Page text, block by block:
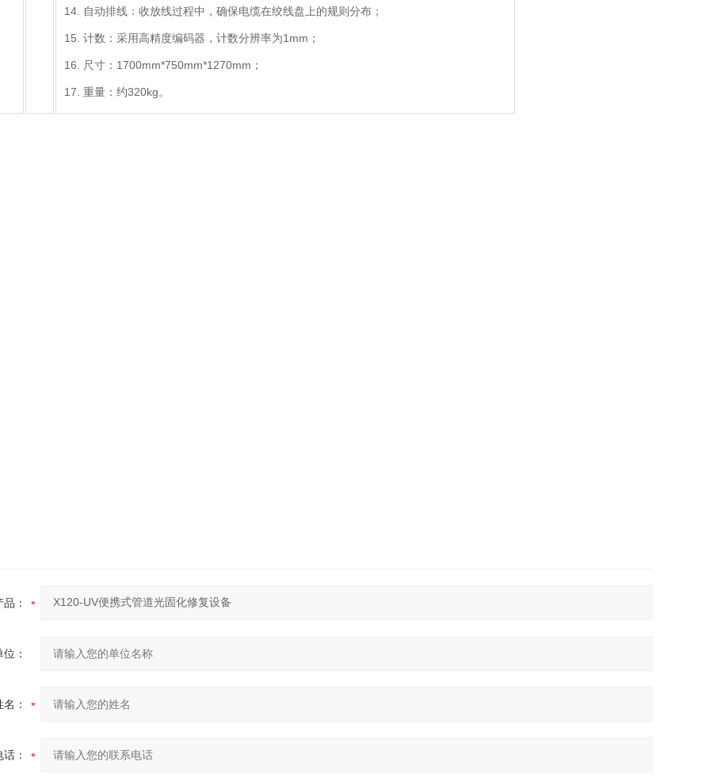
14. 自动排线：收放线过程中，确保电缆在绞线盘上的规则分布；
15. 计数：采用高精度编码器，计数分辨率为1mm；
16. 尺寸：1700mm*750mm*1270mm；
17. 重量：约320kg。
品：
：
：
：